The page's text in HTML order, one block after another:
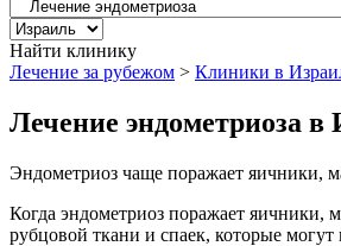
Найти клинику
Лечение за рубежом > Клиники в
Лечение эндометриоза в
Эндометриоз чаще поражает яичники,
Когда эндометриоз поражает яичники,
рубцовой ткани и спаек, которые